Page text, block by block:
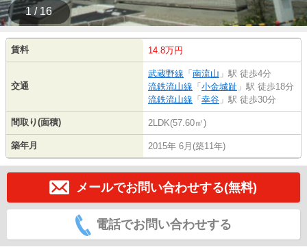
1 / 16
賃料 14.8万円
交通
武蔵野線 「 南流山 」駅 徒歩4分
流鉄流山線 「 小金城趾 」駅 徒歩18分
流鉄流山線 「 幸谷 」駅 徒歩30分
間取り(面積) 2LDK(57.60㎡)
築年月 2015年 6月(築11年)
メールでお問い合わせする(無料)
電話でお問い合わせする